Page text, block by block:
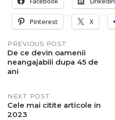
Pinterest X
Post
navigation
PREVIOUS POST
De ce devin oamenii
neangajabili dupa 45 de
ani
NEXT POST
Cele mai citite articole in
2023